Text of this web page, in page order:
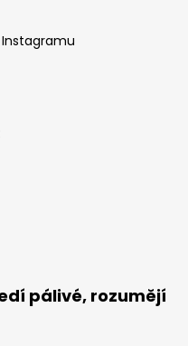
pálivé, rozumějí